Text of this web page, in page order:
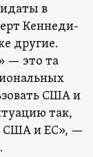
в
Кеннеди-
другие.
— это та
США и
так,
США и ЕС», —